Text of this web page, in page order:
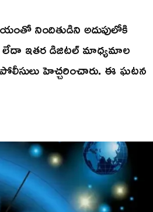
నిందితుడిని అదుపులోకి
లేదా ఇతర డిజిటల్ మాధ్యమాల
హెచ్చరించారు. ఈ ఘటన